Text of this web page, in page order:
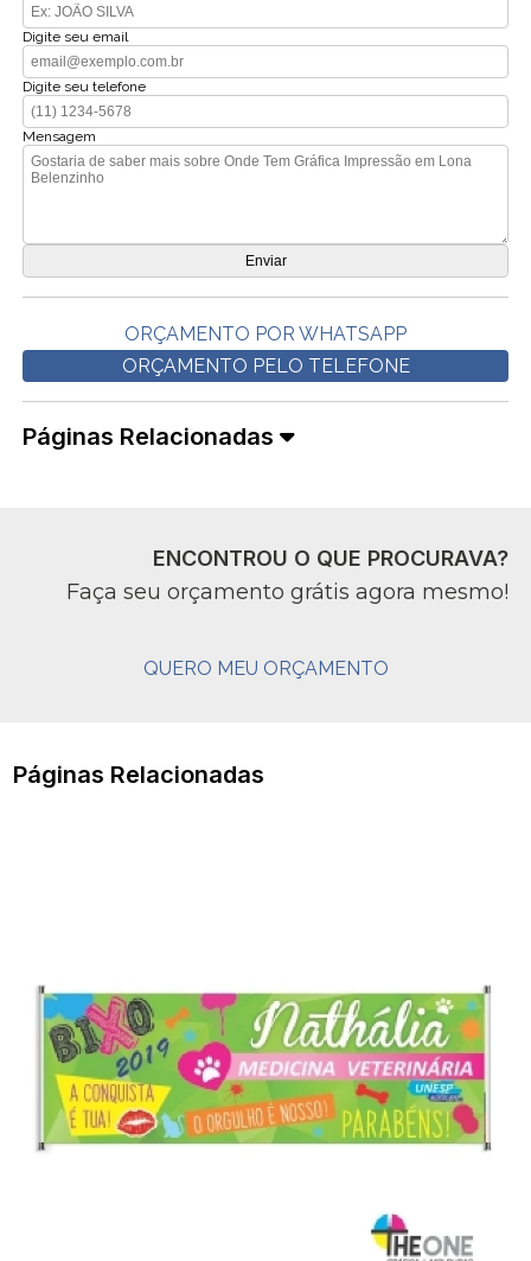
Digite seu email
Digite seu telefone
Mensagem
ORÇAMENTO POR WHATSAPP
ORÇAMENTO PELO TELEFONE
Páginas Relacionadas
ENCONTROU O QUE PROCURAVA?
Faça seu orçamento grátis agora mesmo!
QUERO MEU ORÇAMENTO
Páginas Relacionadas